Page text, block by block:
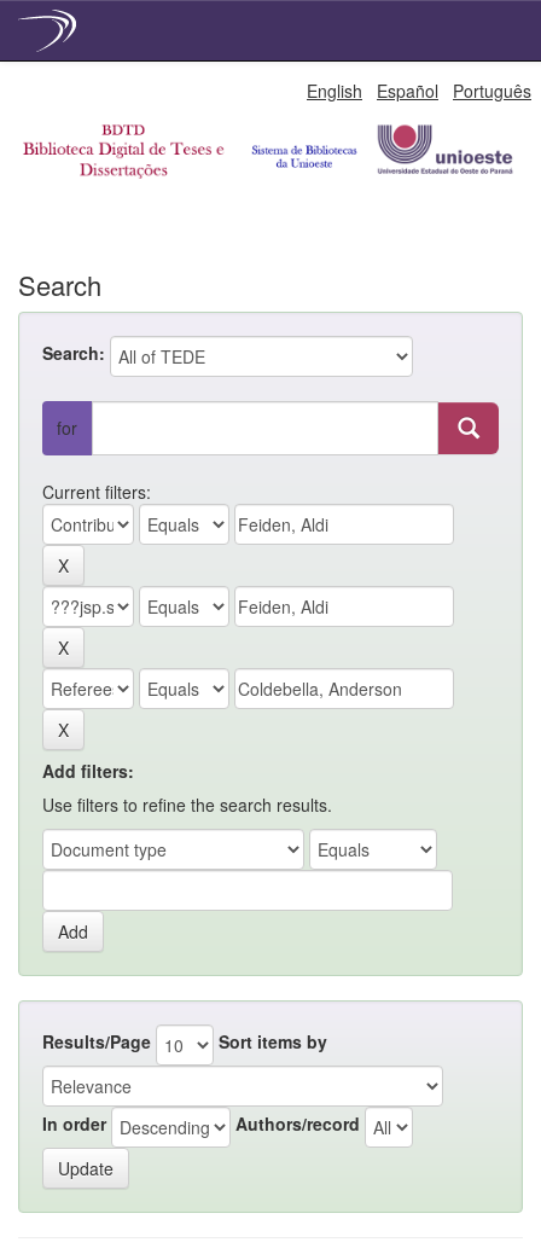
English Español Português
Search
Search:
for
Current filters:
Add filters:
Use filters to refine the search results.
Results/Page Sort items by
In order Authors/record